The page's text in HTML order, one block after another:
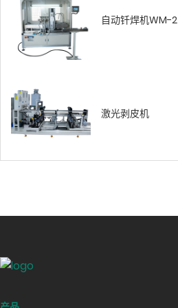
自动钎焊机WM-2
激光剥皮机